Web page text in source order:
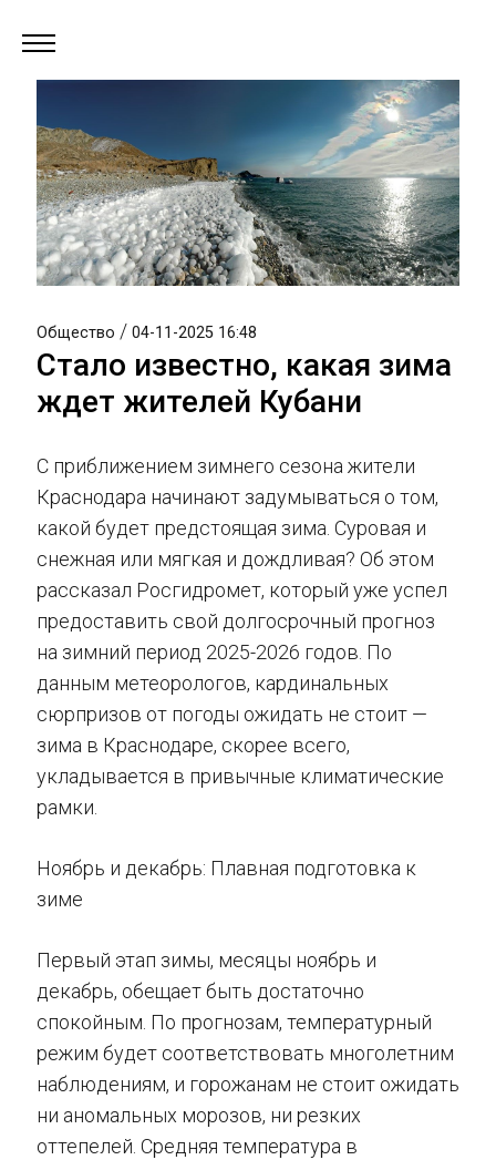
Общество / 04-11-2025 16:48
Стало известно, какая зима
ждет жителей Кубани
С приближением зимнего сезона жители
Краснодара начинают задумываться о том,
какой будет предстоящая зима. Суровая и
снежная или мягкая и дождливая? Об этом
рассказал Росгидромет, который уже успел
предоставить свой долгосрочный прогноз
на зимний период 2025-2026 годов. По
данным метеорологов, кардинальных
сюрпризов от погоды ожидать не стоит —
зима в Краснодаре, скорее всего,
укладывается в привычные климатические
рамки.
Ноябрь и декабрь: Плавная подготовка к
зиме
Первый этап зимы, месяцы ноябрь и
декабрь, обещает быть достаточно
спокойным. По прогнозам, температурный
режим будет соответствовать многолетним
наблюдениям, и горожанам не стоит ожидать
ни аномальных морозов, ни резких
оттепелей. Средняя температура в